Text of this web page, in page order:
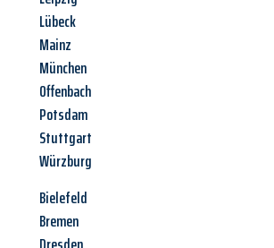
Lübeck
Mainz
München
Offenbach
Potsdam
Stuttgart
Würzburg
Bielefeld
Bremen